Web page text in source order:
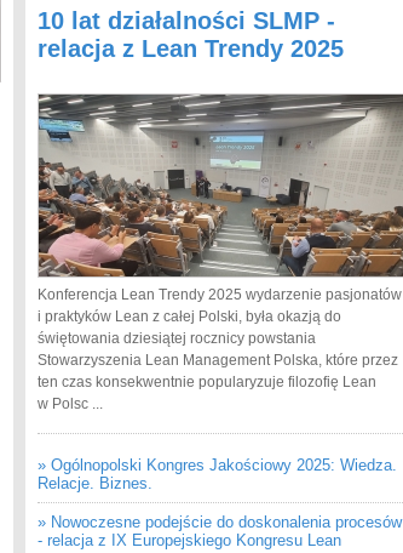
10 lat działalności SLMP -
relacja z Lean Trendy 2025
Konferencja Lean Trendy 2025 wydarzenie pasjonatów
i praktyków Lean z całej Polski, była okazją do
świętowania dziesiątej rocznicy powstania
Stowarzyszenia Lean Management Polska, które przez
ten czas konsekwentnie popularyzuje filozofię Lean
w Polsc ...
» Ogólnopolski Kongres Jakościowy 2025: Wiedza.
Relacje. Biznes.
» Nowoczesne podejście do doskonalenia procesów
- relacja z IX Europejskiego Kongresu Lean